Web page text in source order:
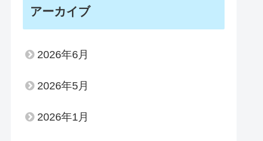
アーカイブ
2026年6月
2026年5月
2026年1月